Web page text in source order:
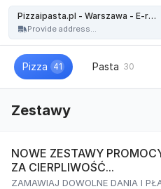
Pizzaipasta.pl - Warszawa - E-restauracja
Provide address...
Pizza 41 Pasta 30
Zestawy
NOWE ZESTAWY
ZA CIERPLIWOŚĆ...
ZAMAWIAJ DOWOLNE DANIA I